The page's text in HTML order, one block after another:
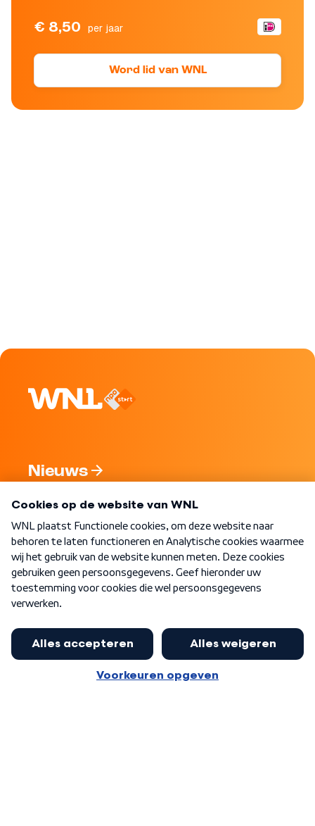
€ 8,50 per jaar
Word lid van WNL
Nieuws
Nieuwsbrief
Word Lid